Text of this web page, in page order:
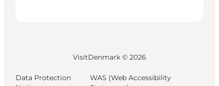
VisitDenmark © 2026
Data Protection
WAS (Web Accessibility